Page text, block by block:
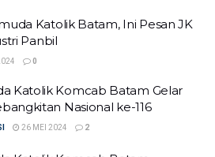
Katolik Batam, Ini Pesan JK
Panbil
0
Katolik Komcab Batam Gelar
Nasional ke-116
26 MEI 2024 2